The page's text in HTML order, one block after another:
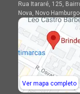
Rua Itararé, 125,
Nova, Novo
Ver mapa completo